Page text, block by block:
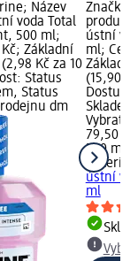
Název
voda Total
500 ml;
Základní
Kč za 10
Status
Status
dm
Značka:
ústní
ml;
(15,90
Vybrat
79,50 Kč
500 ml
Listerine
ústní
ml